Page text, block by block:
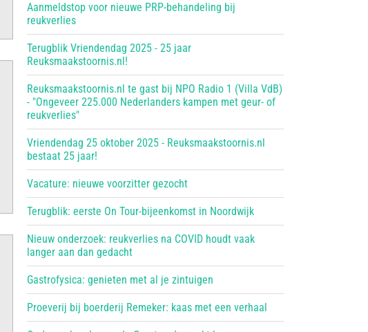
Aanmeldstop voor nieuwe PRP-behandeling bij
reukverlies
Terugblik Vriendendag 2025 - 25 jaar
Reuksmaakstoornis.nl!
Reuksmaakstoornis.nl te gast bij NPO Radio 1 (Villa VdB)
- "Ongeveer 225.000 Nederlanders kampen met geur- of
reukverlies"
Vriendendag 25 oktober 2025 - Reuksmaakstoornis.nl
bestaat 25 jaar!
Vacature: nieuwe voorzitter gezocht
Terugblik: eerste On Tour-bijeenkomst in Noordwijk
Nieuw onderzoek: reukverlies na COVID houdt vaak
langer aan dan gedacht
Gastrofysica: genieten met al je zintuigen
Proeverij bij boerderij Remeker: kaas met een verhaal